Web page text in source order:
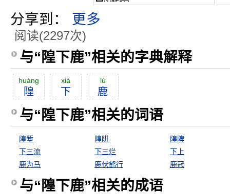
分享到： 更多
阅读(2297次)
与“隍下鹿”相关的字典解释
huáng
隍
xià
下
lù
鹿
与“隍下鹿”相关的词语
隍堑 隍阱
隍陴
下三流
下三烂
下上
鹿为马
鹿伏鹤行 鹿冠
与“隍下鹿”相关的成语